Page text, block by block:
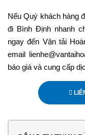
Nếu Quý khách hàng
đi Bình Định nhanh
ngay đến Vận tải
email
báo giá và cung cấp